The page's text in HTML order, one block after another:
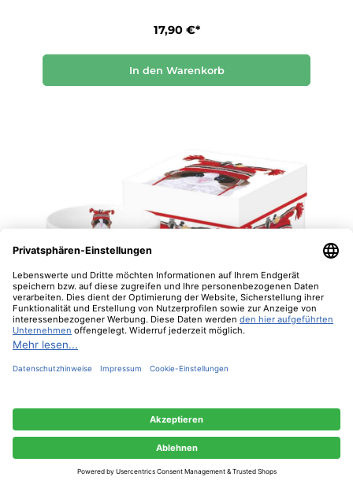
17,90 €*
In den Warenkorb
"Max" / Trend Mug, große Porzellantasse
können.Mehr Informationen ...
Nur technisch notwendige Konfigurieren